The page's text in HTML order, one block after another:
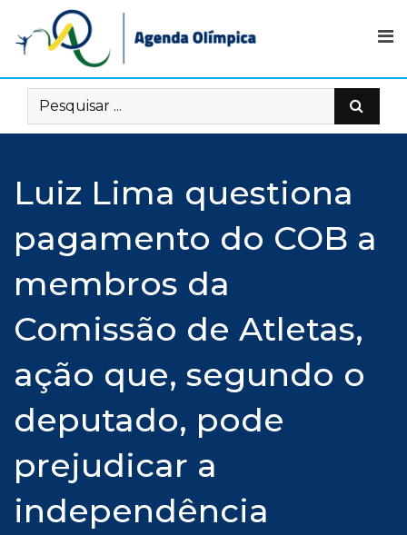
content
Luiz Lima questiona
pagamento do COB a
membros da
Comissão de Atletas,
ação que, segundo o
deputado, pode
prejudicar a
independência